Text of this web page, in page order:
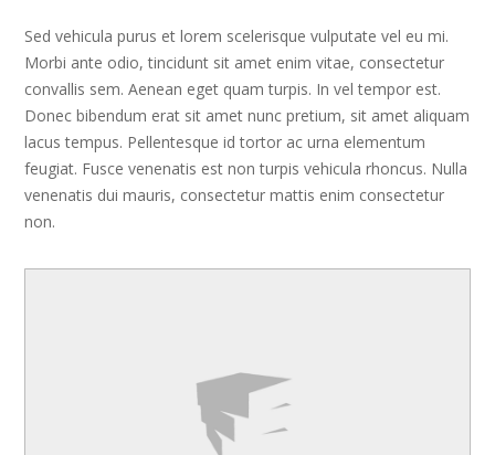
Sed vehicula purus et lorem scelerisque vulputate vel eu mi.
Morbi ante odio, tincidunt sit amet enim vitae, consectetur
convallis sem. Aenean eget quam turpis. In vel tempor est.
Donec bibendum erat sit amet nunc pretium, sit amet aliquam
lacus tempus. Pellentesque id tortor ac urna elementum
feugiat. Fusce venenatis est non turpis vehicula rhoncus. Nulla
venenatis dui mauris, consectetur mattis enim consectetur
non.